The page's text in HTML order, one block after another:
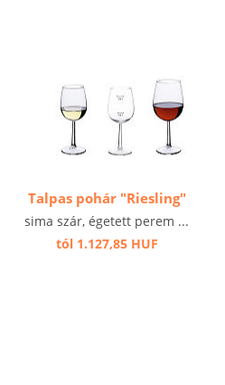
Talpas pohár "Riesling"
sima szár, égetett perem ...
tól 1.127,85 HUF